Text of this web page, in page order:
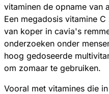
vitaminen de opname van
Een megadosis vitamine
van koper in cavia's
onderzoeken onder
hoog gedoseerde
om zomaar te gebruiken.
Vooral met vitamines die